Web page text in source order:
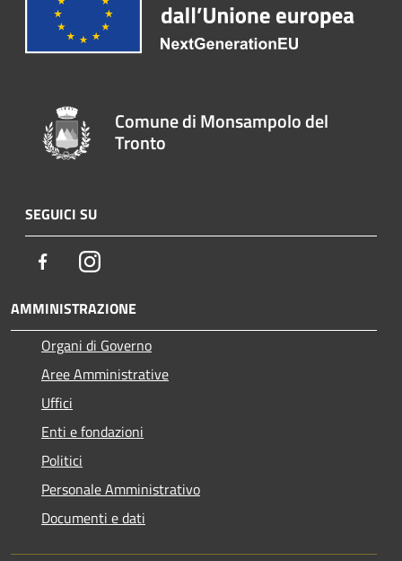
Comune di Monsampolo del
Tronto
SEGUICI SU
FacebookInstagram
AMMINISTRAZIONE
Organi di Governo
Aree Amministrative
Uffici
Enti e fondazioni
Politici
Personale Amministrativo
Documenti e dati